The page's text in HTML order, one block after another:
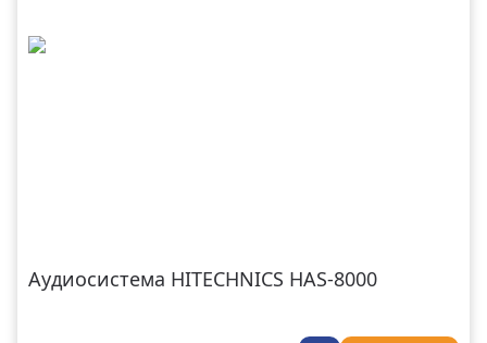
Аудиосистема HITECHNICS HAS-8000